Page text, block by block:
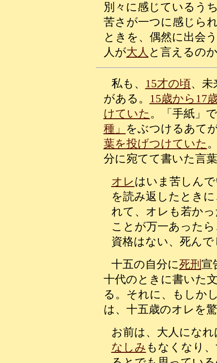
別々に感じているう
苦さが一つに感じら
ときを、偶然に出会
人が大人 と言えるの
私も、 15才の頃、
がある。 15歳から17
けていた 。「手紙」
種」 をぶつけるあて
葉を投げつけていた
分に宛てて書いた言
オレはいま苦しん
を読み返したとき
れて、オレも若か
ことが万一あった
資格はない、死ん
十五の自分に死刑 宣
十代のときに書いた
る。それに、もしか
は、十五歳のオレを
お前は、大人にな
なしみ もなくなり